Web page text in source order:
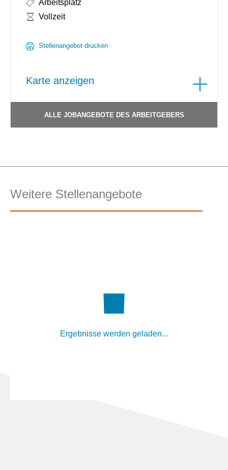
Arbeitsplatz
Arbeitszeit:
Vollzeit
Stellenangebot drucken
Karte anzeigen
ALLE JOBANGEBOTE DES ARBEITGEBERS
Weitere Stellenangebote
Ergebnisse werden geladen...